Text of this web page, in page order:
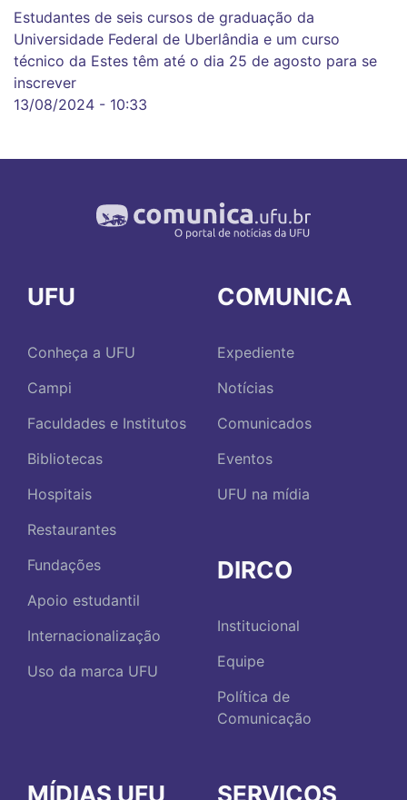
Estudantes de seis cursos de graduação da
Universidade Federal de Uberlândia e um curso
técnico da Estes têm até o dia 25 de agosto para se
inscrever
13/08/2024 - 10:33
UFU
Conheça a UFU
Campi
Faculdades e Institutos
Bibliotecas
Hospitais
Restaurantes
Fundações
Apoio estudantil
Internacionalização
Uso da marca UFU
COMUNICA
Expediente
Notícias
Comunicados
Eventos
UFU na mídia
DIRCO
Institucional
Equipe
Política de
Comunicação
MÍDIAS UFU SERVIÇOS